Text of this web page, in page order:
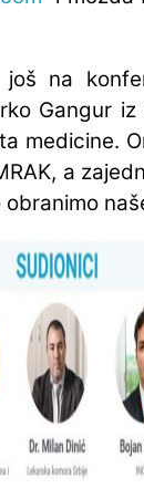
na
Gangur iz
medicine.
a